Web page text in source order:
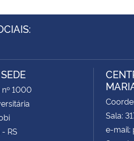
nº 1000
RS
Sala:
e-mail: